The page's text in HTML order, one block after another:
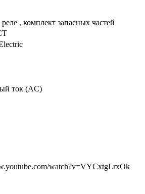
, комплект запасных частей
ток (AC)
watch?v=VYCxtgLrxOk